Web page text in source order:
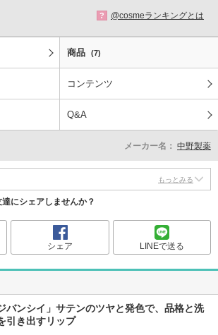
? @cosmeランキングとは
商品 (7)
コンテンツ
Q&A
メーカー名： 中野製薬
もっとみる
にシェアしませんか？
シェア LINEで送る
ジバンシイ」サテンのツヤと発色で、品格と洗
引き出すリップ